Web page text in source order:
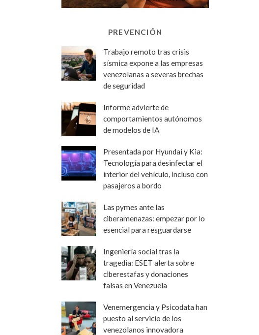
PREVENCIÓN
Trabajo remoto tras crisis
sísmica expone a las empresas
venezolanas a severas brechas
de seguridad
Informe advierte de
comportamientos autónomos
de modelos de IA
Presentada por Hyundai y Kia:
Tecnología para desinfectar el
interior del vehículo, incluso con
pasajeros a bordo
Las pymes ante las
ciberamenazas: empezar por lo
esencial para resguardarse
Ingeniería social tras la
tragedia: ESET alerta sobre
ciberestafas y donaciones
falsas en Venezuela
Venemergencia y Psicodata han
puesto al servicio de los
venezolanos innovadora